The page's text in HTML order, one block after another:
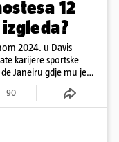
12
2024. u Davis
karijere sportske
Janeiru gdje mu je
90